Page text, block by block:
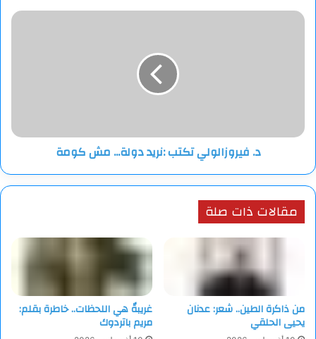
المتحدة
د.
د. فيروزالولي تكتب :نريد دولة... مش كومة
مقالات ذات صلة
من ذاكرة الطين.. شعر: عدنان
يحيى الحلقي
غريبةٌ هي اللحظات.. خاطرة بقلم:
مريم باتردوك